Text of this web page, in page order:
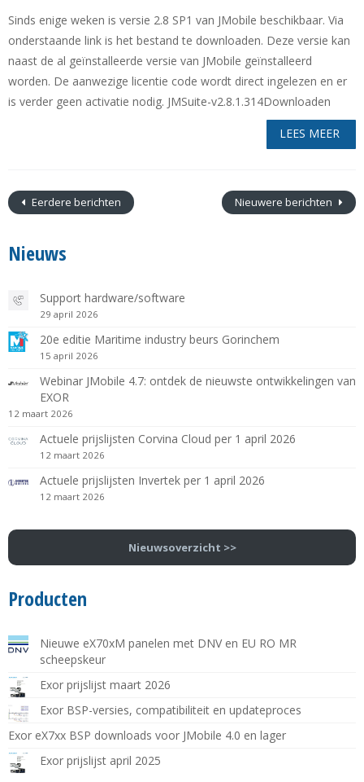
Sinds enige weken is versie 2.8 SP1 van JMobile beschikbaar. Via
onderstaande link is het bestand te downloaden. Deze versie kan
naast de al geïnstalleerde versie van JMobile geïnstalleerd
worden. De aanwezige licentie code wordt direct ingelezen en er
is verder geen activatie nodig. JMSuite-v2.8.1.314Downloaden
LEES MEER
Eerdere berichten Nieuwere berichten
Nieuws
Support hardware/software
29 april 2026
20e editie Maritime industry beurs Gorinchem
15 april 2026
Webinar JMobile 4.7: ontdek de nieuwste ontwikkelingen van
EXOR
12 maart 2026
Actuele prijslijsten Corvina Cloud per 1 april 2026
12 maart 2026
Actuele prijslijsten Invertek per 1 april 2026
12 maart 2026
Nieuwsoverzicht >>
Producten
Nieuwe eX70xM panelen met DNV en EU RO MR
scheepskeur
Exor prijslijst maart 2026
Exor BSP-versies, compatibiliteit en updateproces
Exor eX7xx BSP downloads voor JMobile 4.0 en lager
Exor prijslijst april 2025